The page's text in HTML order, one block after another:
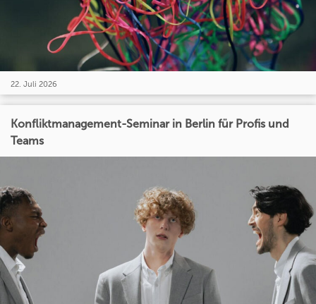
22. Juli 2026
Konfliktmanagement-Seminar in Berlin für Profis und
Teams